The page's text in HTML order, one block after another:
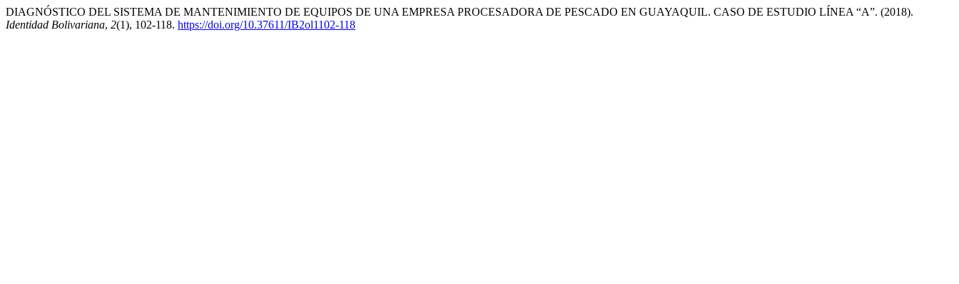
DIAGNÓSTICO DEL SISTEMA DE MANTENIMIENTO DE EQUIPOS DE UNA EMPRESA PROCESADORA DE PESCADO EN GUAYAQUIL. CASO DE ESTUDIO LÍNEA “A”. (2018).
Identidad Bolivariana, 2(1), 102-118. https://doi.org/10.37611/IB2ol1102-118